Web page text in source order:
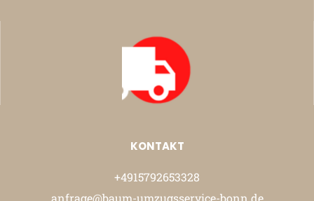
KONTAKT
+4915792653328
anfrage@baum-umzugsservice-bonn.de